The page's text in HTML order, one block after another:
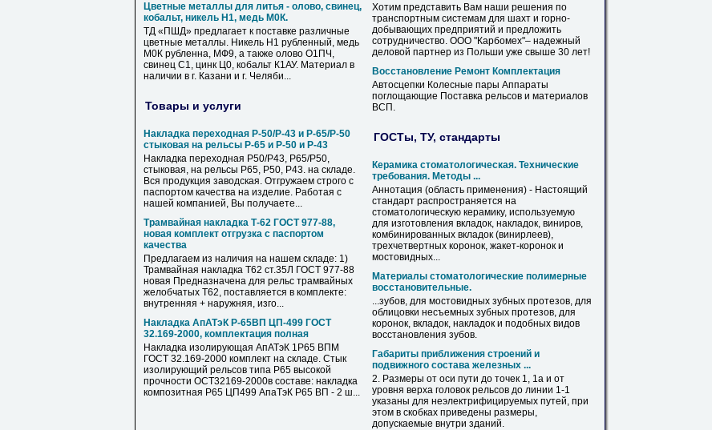
Цветные металлы для литья - олово, свинец,
кобальт, никель Н1, медь М0К.
ТД «ПШД» предлагает к поставке различные
цветные металлы. Никель Н1 рубленный, медь
М0К рубленна, МФ9, а также олово О1ПЧ,
свинец С1, цинк Ц0, кобальт К1АУ. Материал в
наличии в г. Казани и г. Челяби...
Товары и услуги
Накладка переходная Р-50/Р-43 и Р-65/Р-50
стыковая на рельсы Р-65 и Р-50 и Р-43
Накладка переходная Р50/Р43, Р65/Р50,
стыковая, на рельсы Р65, Р50, Р43. на складе.
Вся продукция заводская. Отгружаем строго с
паспортом качества на изделие. Работая с
нашей компанией, Вы получаете...
Трамвайная накладка Т-62 ГОСТ 977-88,
новая комплект отгрузка с паспортом
качества
Предлагаем из наличия на нашем складе: 1)
Трамвайная накладка Т62 ст.35Л ГОСТ 977-88
новая Предназначена для рельс трамвайных
желобчатых Т62, поставляется в комплекте:
внутренняя + наружняя, изго...
Накладка АпАТэК Р-65ВП ЦП-499 ГОСТ
32.169-2000, комплектация полная
Накладка изолирующая АпАТэК 1Р65 ВПМ
ГОСТ 32.169-2000 комплект на складе. Стык
изолирующий рельсов типа Р65 высокой
прочности ОСТ32169-2000в составе: накладка
композитная Р65 ЦП499 АпаТэК Р65 ВП - 2 ш...
Хотим представить Вам наши решения по
транспортным системам для шахт и горно-
добывающих предприятий и предложить
сотрудничество. ООО "Карбомех"– надежный
деловой партнер из Польши уже свыше 30 лет!
Восстановление Ремонт Комплектация
Автосцепки Колесные пары Аппараты
поглощающие Поставка рельсов и материалов
ВСП.
ГОСТы, ТУ, стандарты
Керамика стоматологическая. Технические
требования. Методы ...
Аннотация (область применения) - Настоящий
стандарт распространяется на
стоматологическую керамику, используемую
для изготовления вкладок, накладок, виниров,
комбинированных вкладок (винирлеев),
трехчетвертных коронок, жакет-коронок и
мостовидных...
Материалы стоматологические полимерные
восстановительные.
...зубов, для мостовидных зубных протезов, для
облицовки несъемных зубных протезов, для
коронок, вкладок, накладок и подобных видов
восстановления зубов.
Габариты приближения строений и
подвижного состава железных ...
2. Размеры от оси пути до точек 1, 1а и от
уровня верха головок рельсов до линии 1-1
указаны для неэлектрифицируемых путей, при
этом в скобках приведены размеры,
допускаемые внутри зданий.